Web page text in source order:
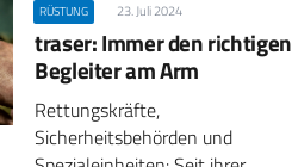
RÜSTUNG 23. Juli 2024
traser: Immer den richtigen
Begleiter am Arm
Rettungskräfte,
Sicherheitsbehörden und